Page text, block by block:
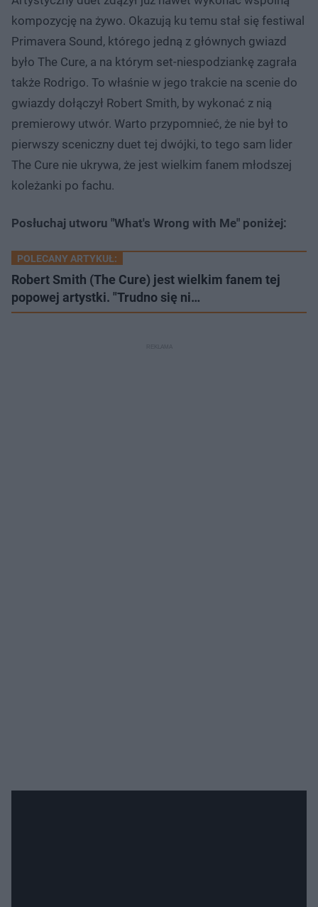
kompozycję na żywo. Okazują ku temu stał się festiwal
Primavera Sound, którego jedną z głównych gwiazd
było The Cure, a na którym set-niespodziankę zagrała
także Rodrigo. To właśnie w jego trakcie na scenie do
gwiazdy dołączył Robert Smith, by wykonać z nią
premierowy utwór. Warto przypomnieć, że nie był to
pierwszy sceniczny duet tej dwójki, to tego sam lider
The Cure nie ukrywa, że jest wielkim fanem młodszej
koleżanki po fachu.
Posłuchaj utworu "What's Wrong with Me" poniżej:
POLECANY ARTYKUŁ:
Robert Smith (The Cure) jest wielkim fanem tej
popowej artystki. "Trudno się ni…